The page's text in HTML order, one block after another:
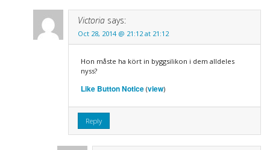
Victoria says:
Oct 28, 2014 @ 21:12 at 21:12
Hon måste ha kört in byggsilikon i dem alldeles
nyss?
Like Button Notice(view)
Reply